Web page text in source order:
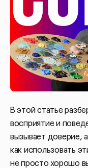
В этой статье
восприятие и
вызывает доверие,
как использовать
не просто хорошо